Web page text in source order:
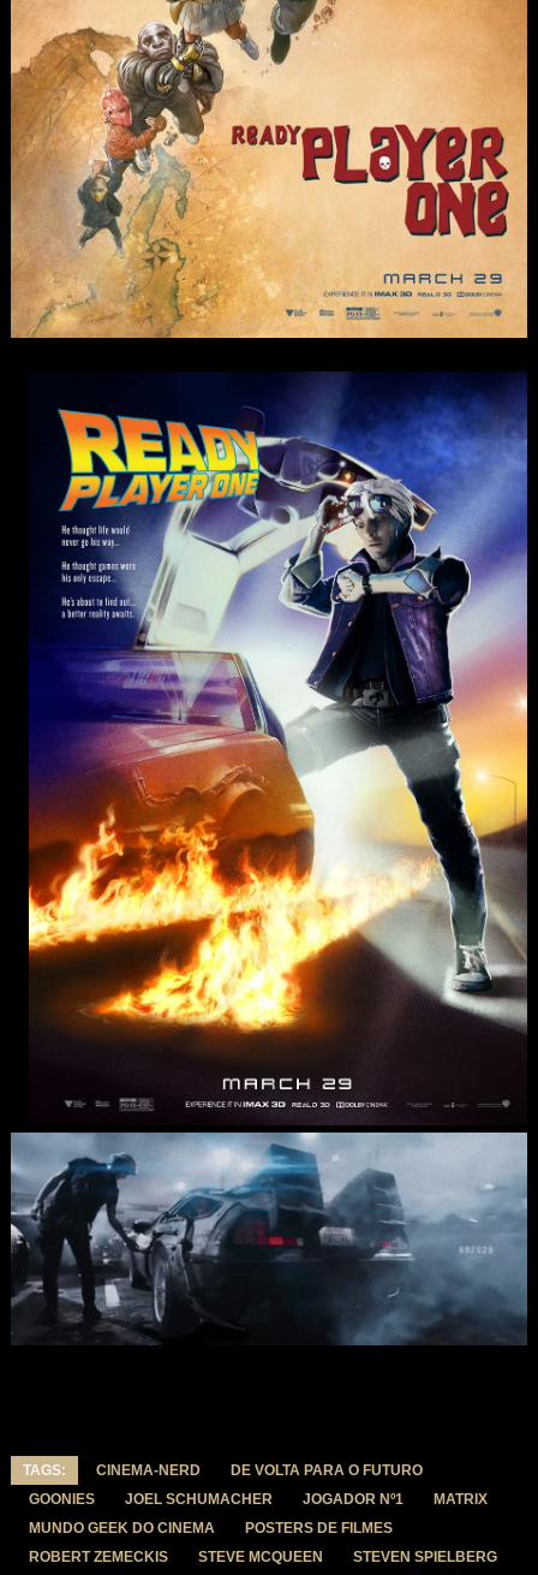
TAGS: CINEMA-NERD
DE VOLTA PARA O FUTURO
GOONIES
JOEL SCHUMACHER JOGADOR Nº1
MATRIX
MUNDO GEEK DO CINEMA
POSTERS DE FILMES
ROBERT ZEMECKIS
STEVE MCQUEEN
STEVEN SPIELBERG